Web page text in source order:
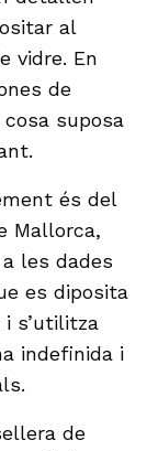
al
vidre. En
de
cosa suposa
és del
Mallorca,
les dades
es diposita
s’utilitza
indefinida i
de